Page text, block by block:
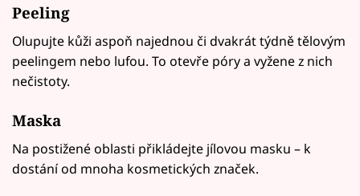
Peeling
Olupujte kůži aspoň najednou či dvakrát týdně tělovým
peelingem nebo lufou. To otevře póry a vyžene z nich
nečistoty.
Maska
Na postižené oblasti přikládejte jílovou masku – k
dostání od mnoha kosmetických značek.